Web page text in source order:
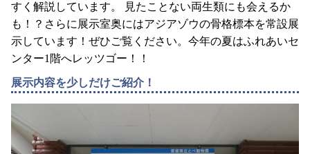
すく解説しています。 見たことない両生類にも会えるか
も！？さらに展示室奥にはアジアゾウの骨格標本を常設展
示しています！ぜひご覧ください。今年の夏はふれあいセ
ンター1階へレッツゴー！！
展示内容を少しだけご紹介！